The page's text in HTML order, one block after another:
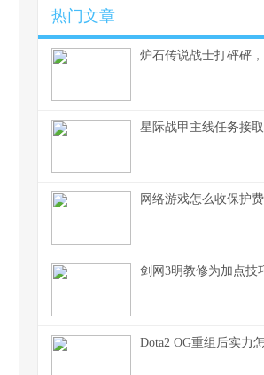
热门文章
炉石传说战士打砰砰
星际战甲主线任务接
网络游戏怎么收保护费
剑网3明教修为加点技
Dota2 OG重组后实力